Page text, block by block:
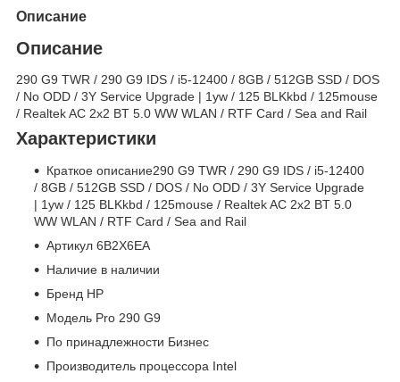
Описание
Описание
290 G9 TWR / 290 G9 IDS / i5-12400 / 8GB / 512GB SSD / DOS
/ No ODD / 3Y Service Upgrade | 1yw / 125 BLKkbd / 125mouse
/ Realtek AC 2x2 BT 5.0 WW WLAN / RTF Card / Sea and Rail
Характеристики
Краткое описание290 G9 TWR / 290 G9 IDS / i5-12400
/ 8GB / 512GB SSD / DOS / No ODD / 3Y Service Upgrade
| 1yw / 125 BLKkbd / 125mouse / Realtek AC 2x2 BT 5.0
WW WLAN / RTF Card / Sea and Rail
Артикул 6B2X6EA
Наличие в наличии
Бренд HP
Модель Pro 290 G9
По принадлежности Бизнес
Производитель процессора Intel